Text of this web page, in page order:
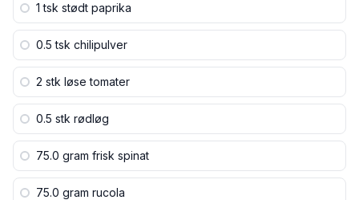
1 tsk stødt paprika
0.5 tsk chilipulver
2 stk løse tomater
0.5 stk rødløg
75.0 gram frisk spinat
75.0 gram rucola